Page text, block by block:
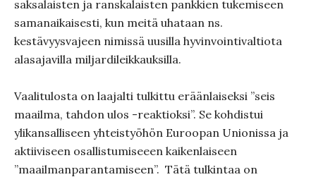
saksalaisten ja ranskalaisten pankkien tukemiseen
samanaikaisesti, kun meitä uhataan ns.
kestävyysvajeen nimissä uusilla hyvinvointivaltiota
alasajavilla miljardileikkauksilla.
Vaalitulosta on laajalti tulkittu eräänlaiseksi ”seis
maailma, tahdon ulos -reaktioksi”. Se kohdistui
ylikansalliseen yhteistyöhön Euroopan Unionissa ja
aktiiviseen osallistumiseeen kaikenlaiseen
”maailmanparantamiseen”. Tätä tulkintaa on